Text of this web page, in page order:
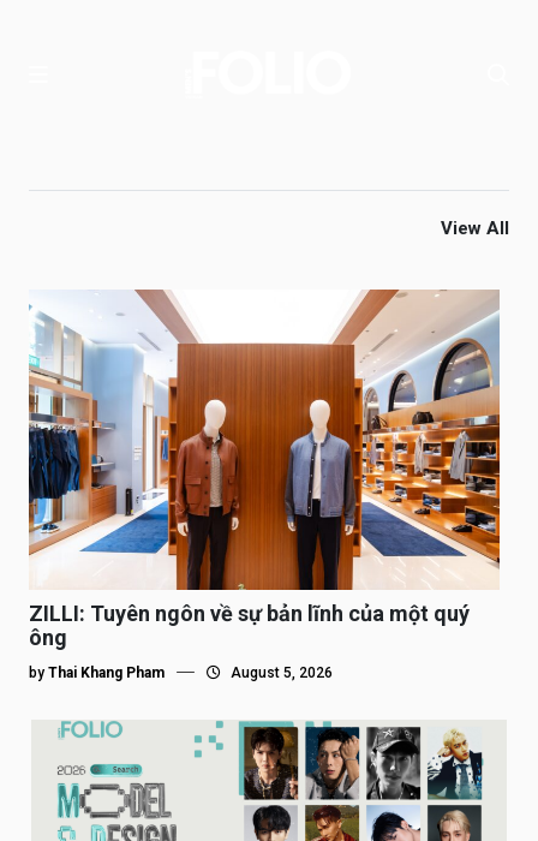
View All
ZILLI: Tuyên ngôn về sự bản lĩnh của một quý
ông
by Thai Khang Pham August 5, 2026